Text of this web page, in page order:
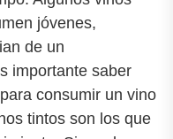
jóvenes,
de un
importante saber
consumir un vino
tintos son los que